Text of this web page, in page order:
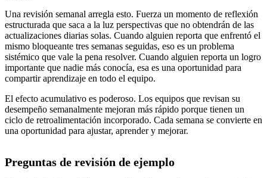
Una revisión semanal arregla esto. Fuerza un momento de reflexión
estructurada que saca a la luz perspectivas que no obtendrán de las
actualizaciones diarias solas. Cuando alguien reporta que enfrentó el
mismo bloqueante tres semanas seguidas, eso es un problema
sistémico que vale la pena resolver. Cuando alguien reporta un logro
importante que nadie más conocía, esa es una oportunidad para
compartir aprendizaje en todo el equipo.
El efecto acumulativo es poderoso. Los equipos que revisan su
desempeño semanalmente mejoran más rápido porque tienen un
ciclo de retroalimentación incorporado. Cada semana se convierte en
una oportunidad para ajustar, aprender y mejorar.
Preguntas de revisión de ejemplo